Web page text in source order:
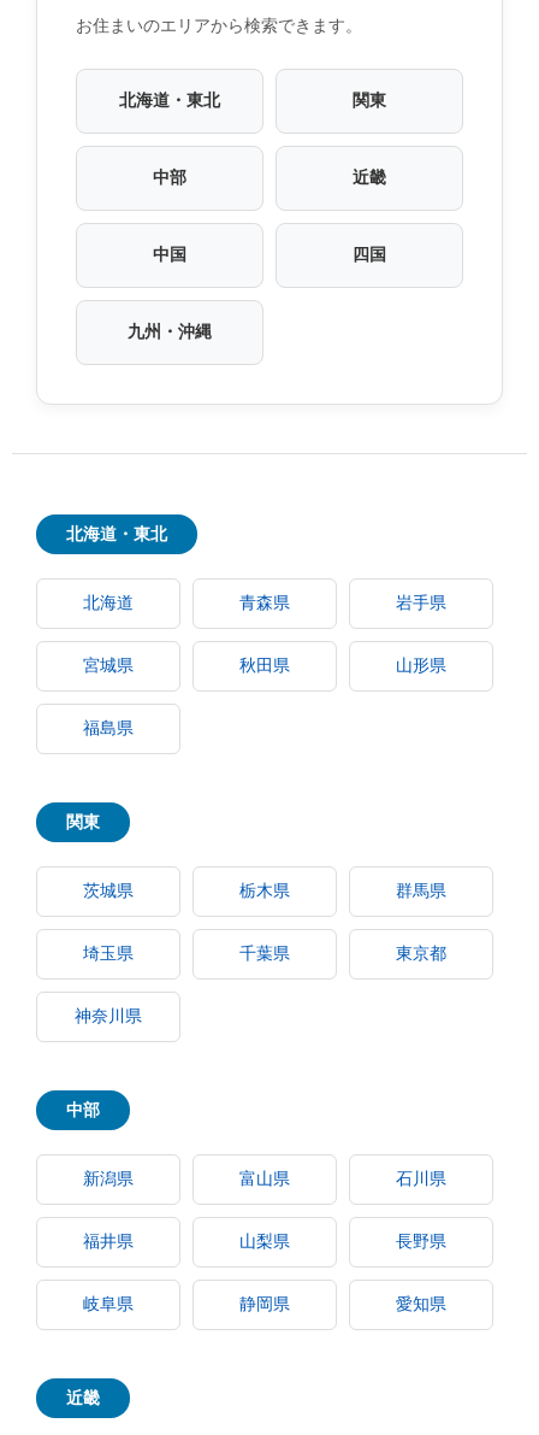
お住まいのエリアから検索できます。
北海道・東北 関東
中部 近畿
中国 四国
九州・沖縄
北海道・東北
北海道 青森県 岩手県
宮城県 秋田県 山形県
福島県
関東
茨城県 栃木県 群馬県
埼玉県 千葉県 東京都
神奈川県
中部
新潟県 富山県 石川県
福井県 山梨県 長野県
岐阜県 静岡県 愛知県
近畿